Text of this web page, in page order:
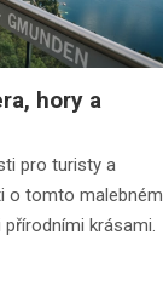
hory a
pro turisty a
o tomto malebném
krásami.